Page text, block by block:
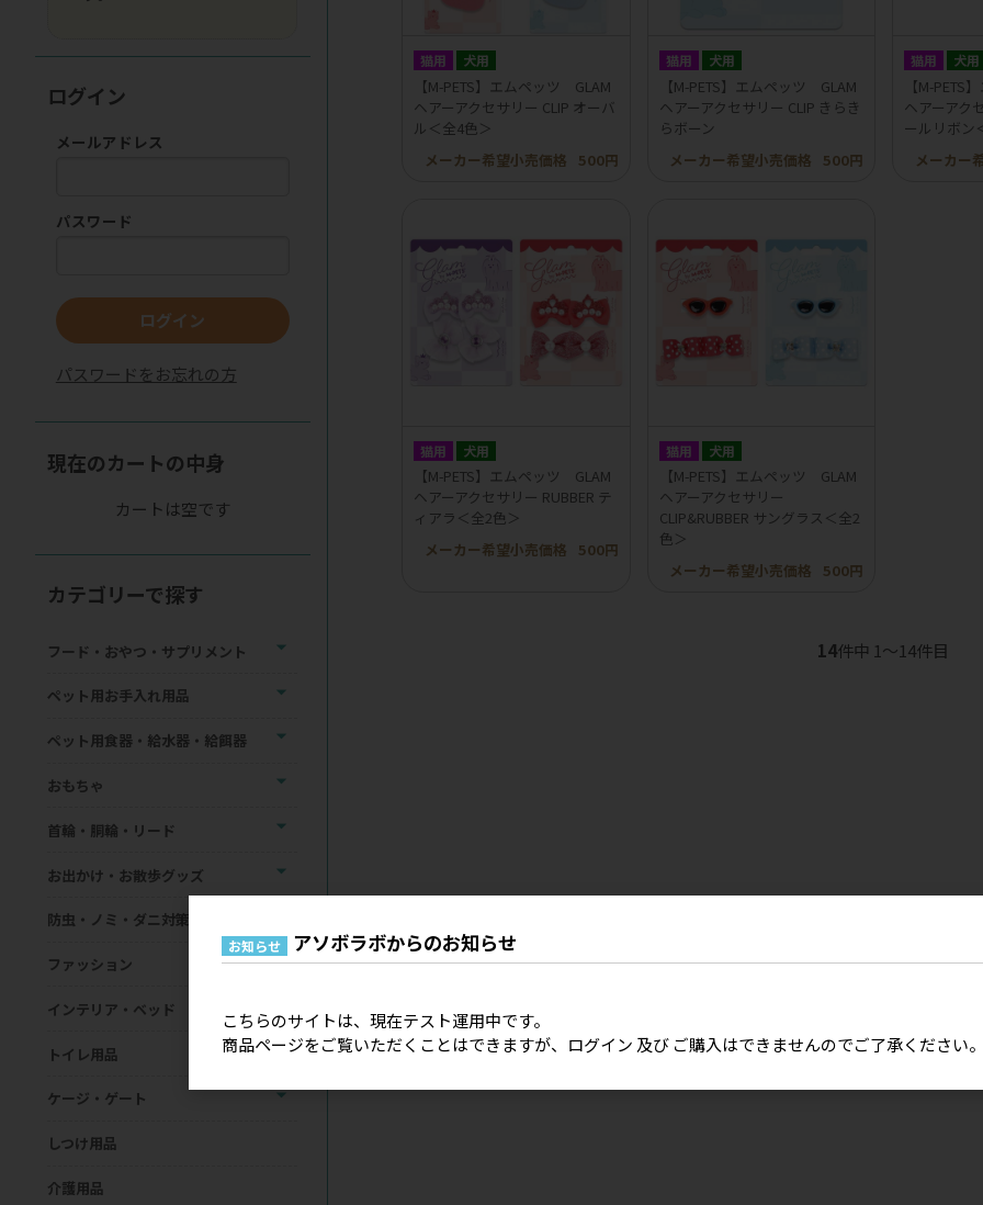
猫用 犬用
【M-PETS】エムペッツ GLAM
ヘアーアクセサリー CLIP オーバ
ル＜全4色＞
メーカー希望小売価格
500円
猫用 犬用
【M-PETS】エムペッツ GLAM
ヘアーアクセサリー CLIP きらき
らボーン
メーカー希望小売価格
500円
猫用 犬用
【M-
ヘアーアク
ールリボン
メーカー
猫用 犬用
【M-PETS】エムペッツ GLAM
ヘアーアクセサリー RUBBER テ
ィアラ＜全2色＞
メーカー希望小売価格
500円
猫用 犬用
【M-PETS】エムペッツ GLAM
ヘアーアクセサリー
CLIP&RUBBER サングラス＜全2
色＞
メーカー希望小売価格
500円
14件中 1〜14件目
ログイン
メールアドレス
パスワード
ログイン
パスワードをお忘れの方
現在のカートの中身
カートは空です
カテゴリーで探す
フード・おやつ・サプリメント
ペット用お手入れ用品
ペット用食器・給水器・給餌器
おもちゃ
首輪・胴輪・リード
お出かけ・お散歩グッズ
防虫・ノミ・ダニ対策用品
ファッション
インテリア・ベッド
トイレ用品
ケージ・ゲート
しつけ用品
介護用品
お知らせ アソボラボからのお知らせ
こちらのサイトは、現在テスト運用中です。
商品ページをご覧いただくことはできますが、ログイン 及び ご購入はできませんのでご了承ください